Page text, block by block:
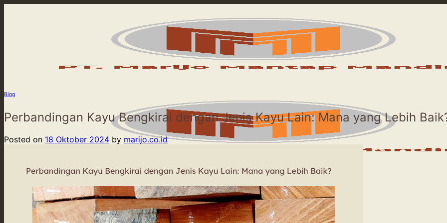
Beranda
Blog
Perbandingan Kayu Bengkirai dengan Jenis Kayu Lain: Mana yang Lebih
Posted on 18 Oktober 2024 by marijo.co.id